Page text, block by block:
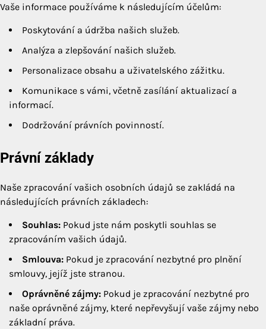
Vaše informace používáme k následujícím účelům:
Poskytování a údržba našich služeb.
Analýza a zlepšování našich služeb.
Personalizace obsahu a uživatelského zážitku.
Komunikace s vámi, včetně zasílání aktualizací a
informací.
Dodržování právních povinností.
Právní základy
Naše zpracování vašich osobních údajů se zakládá na
následujících právních základech:
Souhlas: Pokud jste nám poskytli souhlas se
zpracováním vašich údajů.
Smlouva: Pokud je zpracování nezbytné pro plnění
smlouvy, jejíž jste stranou.
Oprávněné zájmy: Pokud je zpracování nezbytné pro
naše oprávněné zájmy, které nepřevyšují vaše zájmy nebo
základní práva.